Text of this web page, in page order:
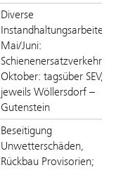
Diverse
Instandhaltungsarbeiten;
Mai/Juni:
Schienenersatzverkehr;
Oktober: tagsüber SEV,
jeweils Wöllersdorf –
Gutenstein
Beseitigung
Unwetterschäden,
Rückbau Provisorien;